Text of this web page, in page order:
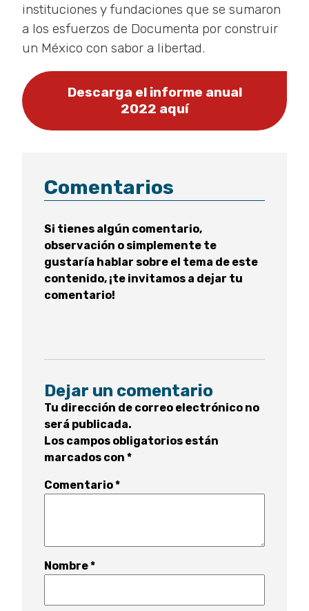
instituciones y fundaciones que se sumaron
a los esfuerzos de Documenta por construir
un México con sabor a libertad.
Descarga el informe anual
2022 aquí
Comentarios
Si tienes algún comentario,
observación o simplemente te
gustaría hablar sobre el tema de este
contenido, ¡te invitamos a dejar tu
comentario!
Dejar un comentario
Tu dirección de correo electrónico no
será publicada.
Los campos obligatorios están
marcados con *
Comentario*
Nombre*